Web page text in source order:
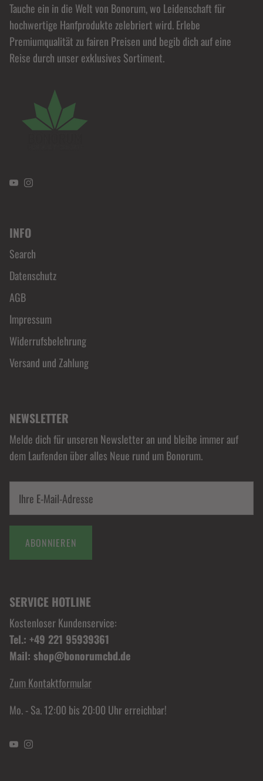
Tauche ein in die Welt von Bonorum, wo Leidenschaft für
hochwertige Hanfprodukte zelebriert wird. Erlebe
Premiumqualität zu fairen Preisen und begib dich auf eine
Reise durch unser exklusives Sortiment.
YouTubeInstagram
INFO
Search
Datenschutz
AGB
Impressum
Widerrufsbelehrung
Versand und Zahlung
NEWSLETTER
Melde dich für unseren Newsletter an und bleibe immer auf
dem Laufenden über alles Neue rund um Bonorum.
ABONNIEREN
SERVICE HOTLINE
Kostenloser Kundenservice:
Tel.: +49 221 95939361
Mail: shop@bonorumcbd.de
Zum Kontaktformular
Mo. - Sa. 12:00 bis 20:00 Uhr erreichbar!
YouTubeInstagram